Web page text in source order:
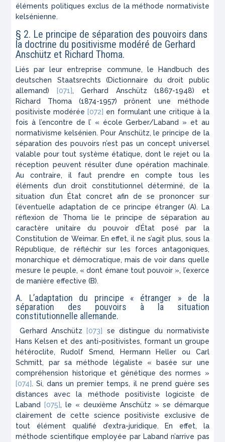
éléments politiques exclus de la méthode normativiste
kelsénienne.
§ 2. Le principe de séparation des pouvoirs dans
la doctrine du positivisme modéré de Gerhard
Anschütz et Richard Thoma.
Liés par leur entreprise commune, le Handbuch des
deutschen Staatsrechts(Dictionnaire du droit public
allemand) [071], Gerhard Anschütz (1867-1948) et
Richard Thoma (1874-1957) prônent une méthode
positiviste modérée[072] en formulant une critique à la
fois à l’encontre de l’ « école Gerber/Laband » et au
normativisme kelsénien. Pour Anschütz, le principe de la
séparation des pouvoirs n’est pas un concept universel
valable pour tout système étatique, dont le rejet ou la
réception peuvent résulter d’une opération machinale.
Au contraire, il faut prendre en compte tous les
éléments d’un droit constitutionnel déterminé, de la
situation d’un État concret afin de se prononcer sur
l’éventuelle adaptation de ce principe étranger (A). La
réflexion de Thoma lie le principe de séparation au
caractère unitaire du pouvoir d’État posé par la
Constitution de Weimar. En effet, il ne s’agit plus, sous la
République, de réfléchir sur les forces antagoniques,
monarchique et démocratique, mais de voir dans quelle
mesure le peuple, « dont émane tout pouvoir », l’exerce
de manière effective (B).
A. L’adaptation du principe « étranger » de la
séparation des pouvoirs à la situation
constitutionnelle allemande.
Gerhard Anschütz[073] se distingue du normativiste
Hans Kelsen et des anti-positivistes, formant un groupe
hétéroclite, Rudolf Smend, Hermann Heller ou Carl
Schmitt, par sa méthode légaliste « basée sur une
compréhension historique et génétique des normes »
[074]. Si, dans un premier temps, il ne prend guère ses
distances avec la méthode positiviste logiciste de
Laband[075], le « deuxième Anschütz » se démarque
clairement de cette science positiviste exclusive de
tout élément qualifié d’extra-juridique. En effet, la
méthode scientifique employée par Laband n’arrive pas